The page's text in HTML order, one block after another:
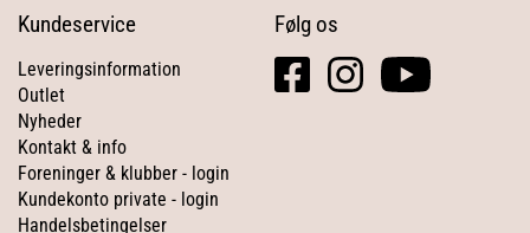
Kundeservice
Leveringsinformation
Outlet
Nyheder
Kontakt & info
Foreninger & klubber - login
Kundekonto private - login
Handelsbetingelser
Følg os
facebook
square
instagramyoutube